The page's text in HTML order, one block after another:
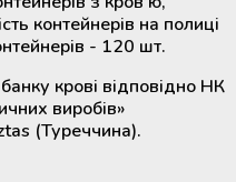
контейнерів на полиці
- 120 шт.
крові відповідно НК
виробів»
(Туреччина).